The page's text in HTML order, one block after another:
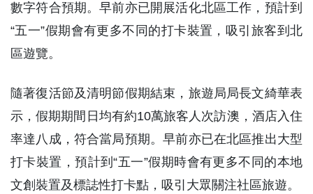
數字符合預期。早前亦已開展活化北區工作，預計到
“五一”假期會有更多不同的打卡裝置，吸引旅客到北
區遊覽。
隨著復活節及清明節假期結束，旅遊局局長文綺華表
示，假期期間日均有約10萬旅客人次訪澳，酒店入住
率達八成，符合當局預期。早前亦已在北區推出大型
打卡裝置，預計到“五一”假期時會有更多不同的本地
文創裝置及標誌性打卡點，吸引大眾關注社區旅遊。